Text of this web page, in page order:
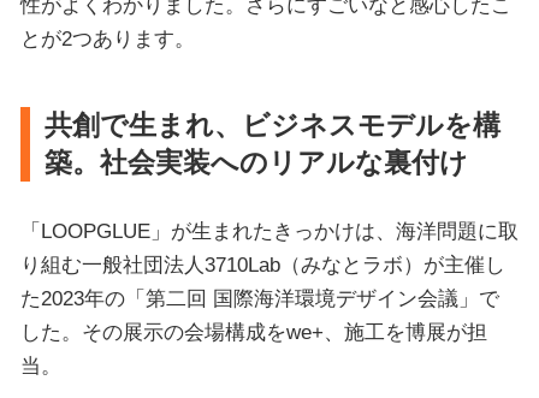
性がよくわかりました。さらにすごいなと感心したこ
とが2つあります。
共創で生まれ、ビジネスモデルを構
築。社会実装へのリアルな裏付け
「LOOPGLUE」が生まれたきっかけは、海洋問題に取
り組む一般社団法人3710Lab（みなとラボ）が主催し
た2023年の「第二回 国際海洋環境デザイン会議」で
した。その展示の会場構成をwe+、施工を博展が担
当。